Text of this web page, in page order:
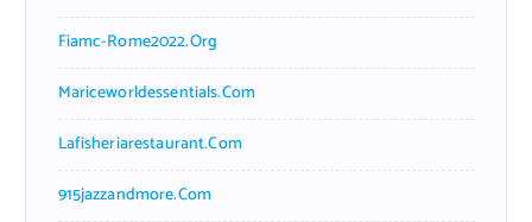
Fiamc-Rome2022.org
Mariceworldessentials.com
Lafisheriarestaurant.com
915jazzandmore.com